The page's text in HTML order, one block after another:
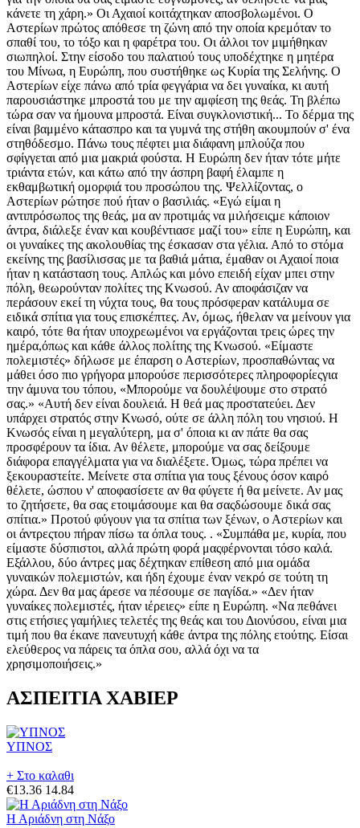
ΑΣΠΕΙΤΙΑ ΧΑΒΙΕΡ
ΥΠΝΟΣ
+ Στο καλαθι
€13.36 14.84
Η Αριάδνη στη Νάξο